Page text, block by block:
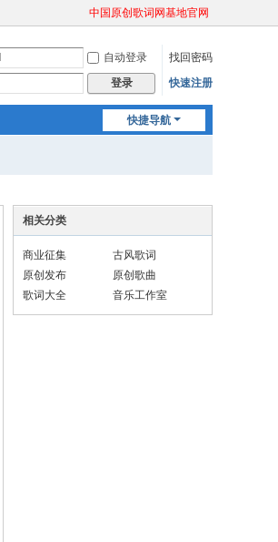
中国原创歌词网基地官网
自动登录
找回密码
登录 快速注册
快捷导航
相关分类
商业征集
古风歌词
原创发布
原创歌曲
歌词大全
音乐工作室